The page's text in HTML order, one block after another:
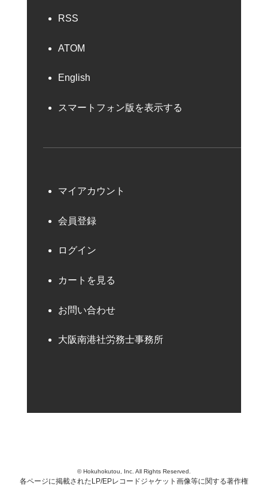
RSS
ATOM
English
スマートフォン版を表示する
マイアカウント
会員登録
ログイン
カートを見る
お問い合わせ
大阪南港社労務士事務所
© Hokuhokutou, Inc. All Rights Reserved.
各ページに掲載されたLP/EPレコードジャケット画像等に関する著作権